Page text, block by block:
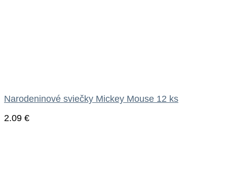
Narodeninové sviečky Mickey Mouse 12 ks
2.09 €